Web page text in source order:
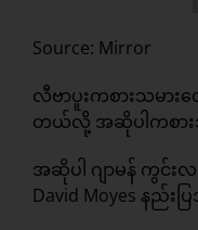
Source: Mirror
လီဗာပူးကစားသမား
တယ်လို့ အဆိုပါကစားသ
အဆိုပါ ဂျာမန် ကွင်း
David Moyes နည်